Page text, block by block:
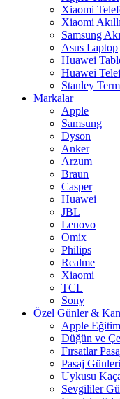
Xiaomi
Xiaomi
Samsung
Asus Laptop
Huawei
Huawei
Stanley
Markalar
Apple
Samsung
Dyson
Anker
Arzum
Braun
Casper
Huawei
JBL
Lenovo
Omix
Philips
Realme
Xiaomi
TCL
Sony
Özel Günler &
Apple Eğitim
Düğün ve
Fırsatlar
Pasaj Günleri
Uykusu
Sevgililer